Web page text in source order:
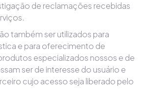
de reclamações recebidas
também ser utilizados para
e para oferecimento de
especializados nossos e de
ser de interesse do usuário e
cujo acesso seja liberado pelo